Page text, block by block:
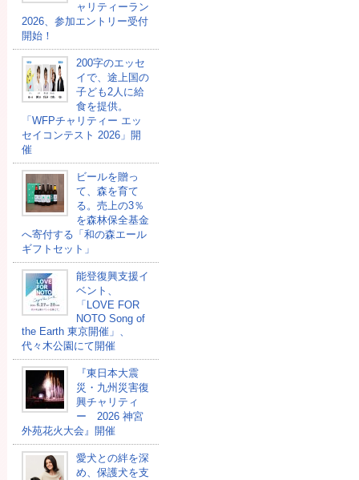
ャリティーラン
2026、参加エントリー受付
開始！
200字のエッセ
イで、途上国の
子ども2人に給
食を提供。
「WFPチャリティー エッ
セイコンテスト 2026」開
催
ビールを贈っ
て、森を育て
る。売上の3％
を森林保全基金
へ寄付する「和の森エール
ギフトセット」
能登復興支援イ
ベント、
「LOVE FOR
NOTO Song of
the Earth 東京開催」、
代々木公園にて開催
『東日本大震
災・九州災害復
興チャリティ
ー 2026 神宮
外苑花火大会』開催
愛犬との絆を深
め、保護犬を支